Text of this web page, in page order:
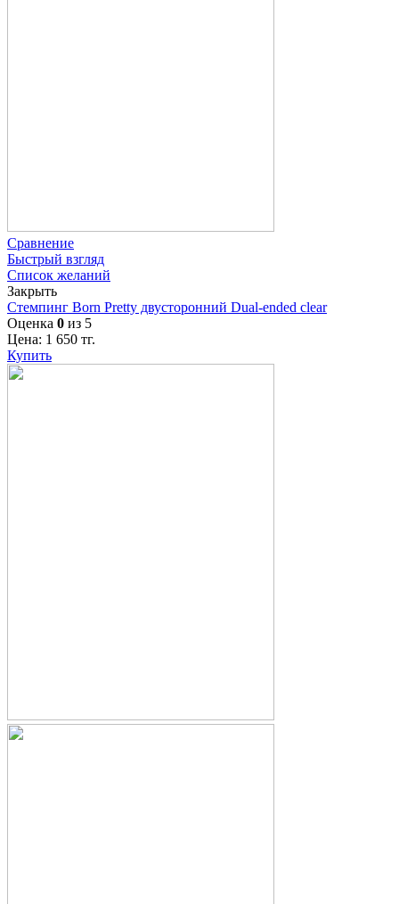
Сравнение
Быстрый взгляд
Список желаний
Закрыть
Стемпинг Born Pretty двусторонний Dual-ended clear
Оценка 0 из 5
Цена: 1 650 тг.
Купить